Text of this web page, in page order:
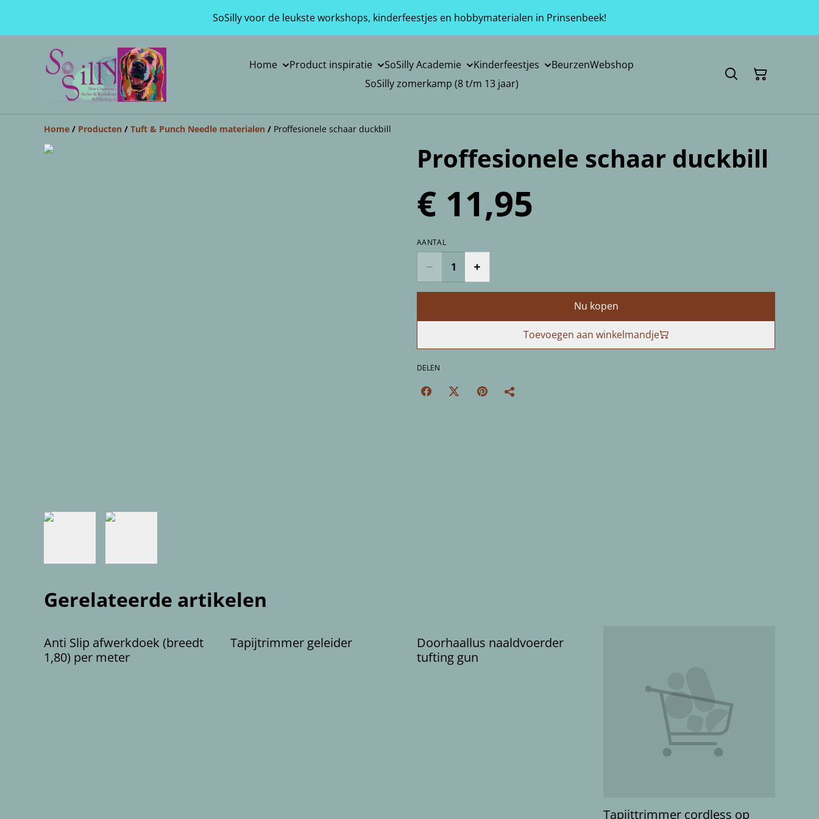
SoSilly voor de leukste workshops, kinderfeestjes en hobbymaterialen in Prinsenbeek!
Home Product inspiratie SoSilly Academie Kinderfeestjes BeurzenWebshop
SoSilly zomerkamp (8 t/m 13 jaar)
Home / Producten / Tuft & Punch Needle materialen / Proffesionele schaar duckbill
Proffesionele schaar duckbill
€ 11,95
AANTAL
Nu kopen
Toevoegen aan winkelmandje
DELEN
Gerelateerde artikelen
Anti Slip afwerkdoek (breedt
1,80) per meter
Tapijtrimmer geleider
Doorhaallus naaldvoerder
tufting gun
Tapijttrimmer cordless op